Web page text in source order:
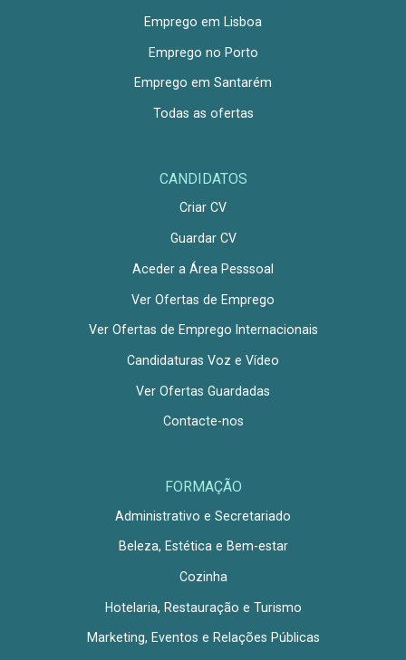
Emprego em Lisboa
Emprego no Porto
Emprego em Santarém
Todas as ofertas
CANDIDATOS
Criar CV
Guardar CV
Aceder a Área Pesssoal
Ver Ofertas de Emprego
Ver Ofertas de Emprego Internacionais
Candidaturas Voz e Vídeo
Ver Ofertas Guardadas
Contacte-nos
FORMAÇÃO
Administrativo e Secretariado
Beleza, Estética e Bem-estar
Cozinha
Hotelaria, Restauração e Turismo
Marketing, Eventos e Relações Públicas